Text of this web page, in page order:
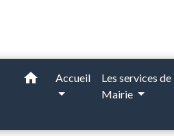
home Accueil
Les services de
Mairie